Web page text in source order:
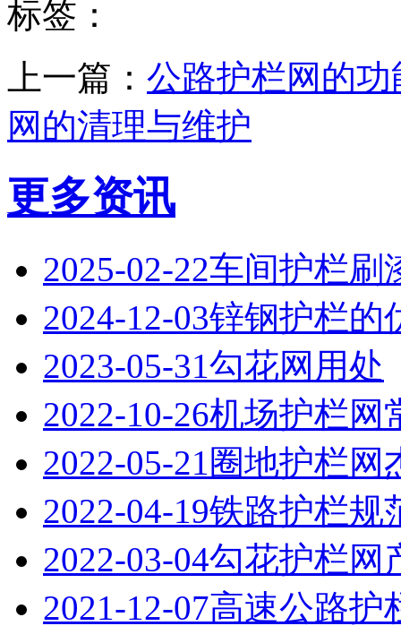
标签：
上一篇： 公路护栏网的
网的清理与维护
更多资讯
2025-02-22车间护栏刷
2024-12-03锌钢护栏的
2023-05-31勾花网用处
2022-10-26机场护栏网
2022-05-21 圈地护栏网
2022-04-19铁路护栏规
2022-03-04勾花护栏网
2021-12-07高速公路护